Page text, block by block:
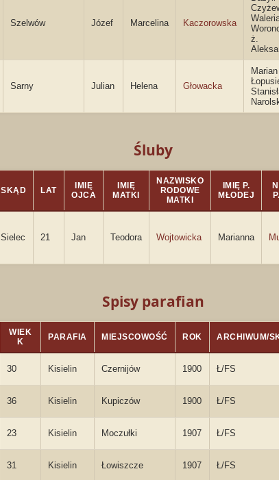
Szelwów Józef Marcelina Kaczorowska
ż.
Sarny Julian Helena Głowacka
Marian
Śluby
SKĄD LAT
IMIĘ
OJCA
IMIĘ
MATKI
NAZWISKO
RODOWE
MATKI
IMIĘ P.
MŁODEJ
Sielec 21 Jan Teodora Wojtowicka Marianna
Spisy parafian
WIEK
K
PARAFIA MIEJSCOWOŚĆ ROK ARCHIWUM/
30 Kisielin Czernijów 1900 Ł/FS
36 Kisielin Kupiczów 1900 Ł/FS
23 Kisielin Moczułki 1907 Ł/FS
31 Kisielin Łowiszcze 1907 Ł/FS